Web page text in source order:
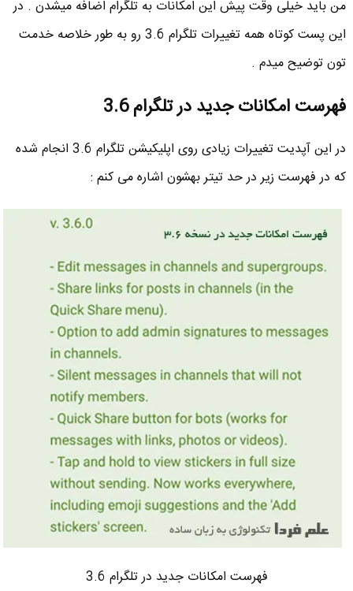
من باید خیلی وقت پیش این امکانات به تلگرام اضافه میشدن . در
این پست کوتاه همه تغییرات تلگرام 3.6 رو به طور خلاصه خدمت
تون توضیح میدم .
فهرست امکانات جدید در تلگرام 3.6
در این آپدیت تغییرات زیادی روی اپلیکیشن تلگرام 3.6 انجام شده
که در فهرست زیر در حد تیتر بهشون اشاره می کنم :
فهرست امکانات جدید در تلگرام 3.6